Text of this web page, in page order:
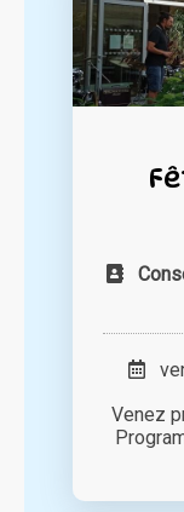
Venez